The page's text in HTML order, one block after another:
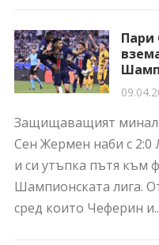
Пари
Защищаващият
Сен Жермен наби с 2:0
и си утъпка пътя към
Шампионската лига.
сред които Чеферин